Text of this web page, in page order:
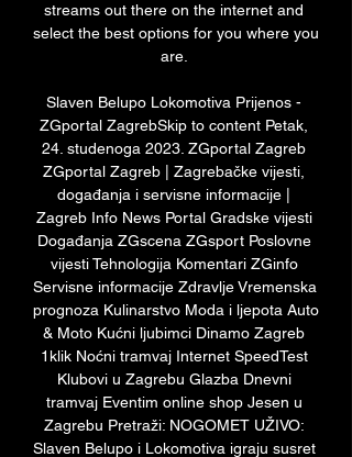
streams out there on the internet and
select the best options for you where you
are.
Slaven Belupo Lokomotiva Prijenos -
ZGportal ZagrebSkip to content Petak,
24. studenoga 2023. ZGportal Zagreb
ZGportal Zagreb | Zagrebačke vijesti,
događanja i servisne informacije |
Zagreb Info News Portal Gradske vijesti
Događanja ZGscena ZGsport Poslovne
vijesti Tehnologija Komentari ZGinfo
Servisne informacije Zdravlje Vremenska
prognoza Kulinarstvo Moda i ljepota Auto
& Moto Kućni ljubimci Dinamo Zagreb
1klik Noćni tramvaj Internet SpeedTest
Klubovi u Zagrebu Glazba Dnevni
tramvaj Eventim online shop Jesen u
Zagrebu Pretraži: NOGOMET UŽIVO:
Slaven Belupo i Lokomotiva igraju susret